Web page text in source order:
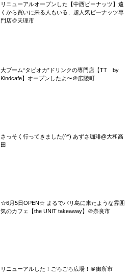
リニューアルオープンした【中西ピーナッツ】遠
くから買いに来る人もいる、超人気ピーナッツ専
門店＠天理市
大ブーム“タピオカ”ドリンクの専門店【TT by
Kindcafe】オープンしたよ〜＠広陵町
さっそく行ってきました(^^) あずさ珈琲@大和高
田
☆6月5日OPEN☆ まるでバリ島に来たような雰囲
気のカフェ【the UNIT takeaway】＠奈良市
リニューアルした！ごろごろ広場！＠御所市